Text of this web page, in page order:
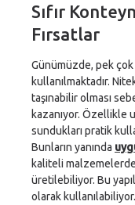
Sıfır
Fırsatlar
Günümüzde, pek
kullanılmaktadır.
taşınabilir olması
kazanıyor. Özellikle
sundukları pratik
Bunların yanında
kaliteli
üretilebiliyor. Bu
olarak